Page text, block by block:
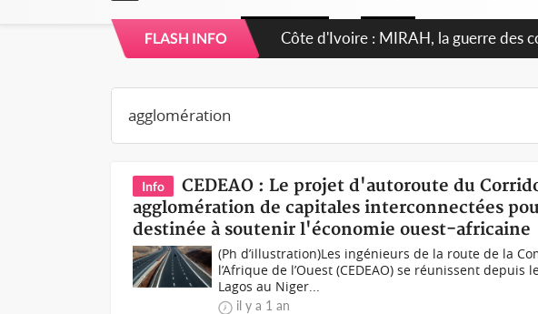
FLASH INFO
Côte d'Ivoire : MIRAH, la guerre des
Info
CEDEAO : Le projet d'autoroute du
agglomération de capitales interconnectées
destinée à soutenir l'économie ouest-africaine
(Ph d’illustration)Les ingénieurs de la route de la
l’Afrique de l’Ouest (CEDEAO) se réunissent
Lagos au Niger...
il y a 1 an